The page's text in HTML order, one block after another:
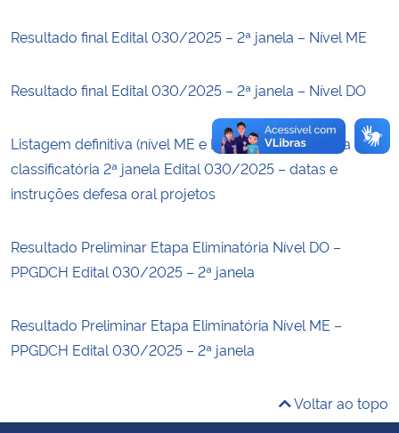
Banco Central do Brasil
Planalto
Resultado final Edital 030/2025 – 2ª janela – Nível ME
Resultado final Edital 030/2025 – 2ª janela – Nível DO
Listagem definitiva (nível ME e DO) aprovados etapa
classificatória 2ª janela Edital 030/2025 – datas e
instruções defesa oral projetos
Resultado Preliminar Etapa Eliminatória Nível DO –
PPGDCH Edital 030/2025 – 2ª janela
Resultado Preliminar Etapa Eliminatória Nível ME –
PPGDCH Edital 030/2025 – 2ª janela
Voltar ao topo